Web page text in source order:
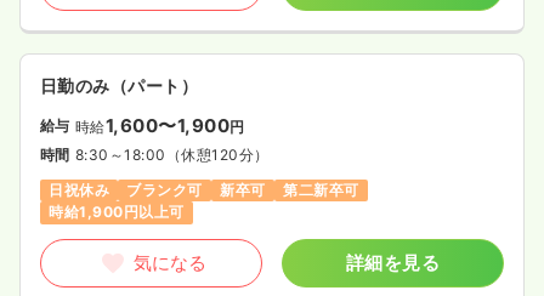
日勤のみ（パート）
給与 時給1,600〜1,900円
時間 8:30～18:00 （休憩120分）
日祝休み
ブランク可 新卒可
第二新卒可
時給1,900円以上可
気になる 詳細を見る